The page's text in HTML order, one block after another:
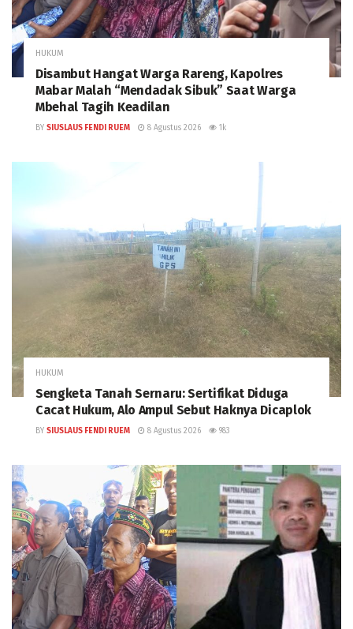
HUKUM
Disambut Hangat Warga Rareng, Kapolres
Mabar Malah “Mendadak Sibuk” Saat Warga
Mbehal Tagih Keadilan
BY SIUSLAUS FENDI RUEM 8 Agustus 2026 1k
HUKUM
Sengketa Tanah Sernaru: Sertifikat Diduga
Cacat Hukum, Alo Ampul Sebut Haknya Dicaplok
BY SIUSLAUS FENDI RUEM 8 Agustus 2026 983